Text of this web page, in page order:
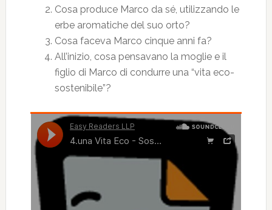
Cosa produce Marco da sé, utilizzando le
erbe aromatiche del suo orto?
Cosa faceva Marco cinque anni fa?
All’inizio, cosa pensavano la moglie e il
figlio di Marco di condurre una “vita eco-
sostenibile”?